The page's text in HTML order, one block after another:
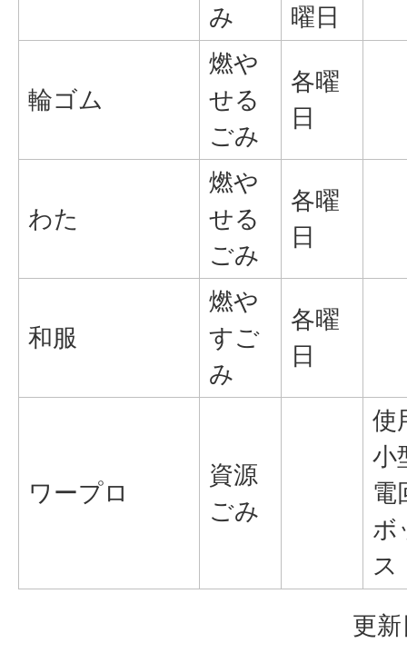
み
曜日
輪ゴム
燃や
せる
ごみ
各曜
日
わた
燃や
せる
ごみ
各曜
日
和服
燃や
すご
み
各曜
日
ワープロ
資源
ごみ
使
小
電
ボ
ス
更